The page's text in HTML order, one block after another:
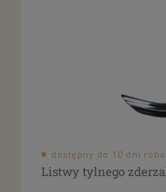
dostępny do 10 dni
Listwy tylnego